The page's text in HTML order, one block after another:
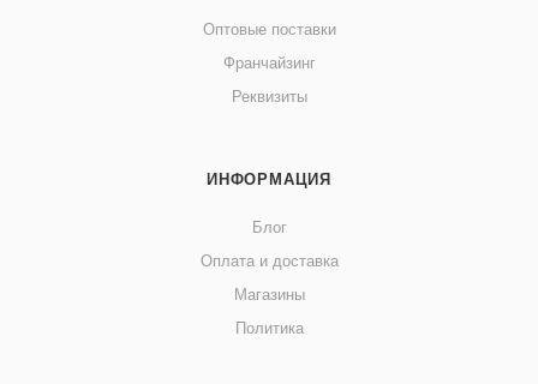
Оптовые поставки
Франчайзинг
Реквизиты
ИНФОРМАЦИЯ
Блог
Оплата и доставка
Магазины
Политика